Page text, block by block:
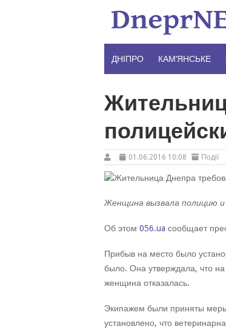
ДНІПРО КАМ’ЯНСЬКЕ
01.06.2016 10:08 Події
Женщина вызвала полицию и
Об этом 056.ua сообщает
Прибыв на место было
было. Она утверждала, что
женщина отказалась.
Экипажем были приняты
установлено, что